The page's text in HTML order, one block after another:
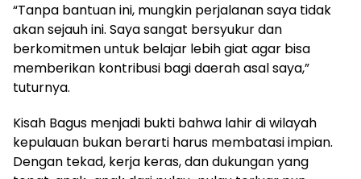
“Tanpa bantuan ini, mungkin perjalanan saya tidak
akan sejauh ini. Saya sangat bersyukur dan
berkomitmen untuk belajar lebih giat agar bisa
memberikan kontribusi bagi daerah asal saya,”
tuturnya.
Kisah Bagus menjadi bukti bahwa lahir di wilayah
kepulauan bukan berarti harus membatasi impian.
Dengan tekad, kerja keras, dan dukungan yang